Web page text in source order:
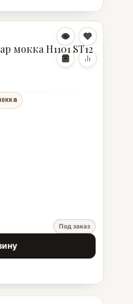
мокка Н1101 ST12
Под заказ